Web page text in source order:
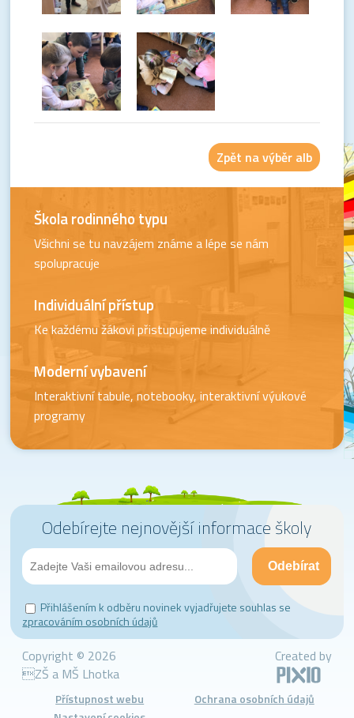
Zpět na výběr alb
Škola rodinného typu
Všichni se tu navzájem známe a lépe se nám
spolupracuje
Individuální přístup
Ke každému žákovi přistupujeme individuálně
Moderní vybavení
Interaktivní tabule, notebooky, interaktivní výukové
programy
Odebírejte nejnovější informace školy
Přihlášením k odběru novinek vyjadřujete souhlas se
zpracováním osobních údajů
Copyright © 2026
ZŠ a MŠ Lhotka
Created by
Přístupnost webu
Ochrana osobních údajů